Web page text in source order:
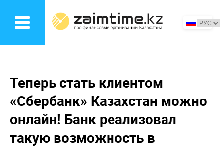
основному
Теперь стать клиентом
«Сбербанк» Казахстан можно
онлайн! Банк реализовал
такую возможность в